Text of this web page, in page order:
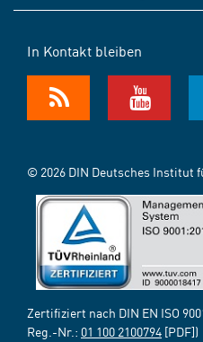
In Kontakt bleiben
© 2026 DIN Deutsches Institut
Zertifiziert nach DIN EN ISO
Reg.-Nr.: 01 100 2100794 [PDF])